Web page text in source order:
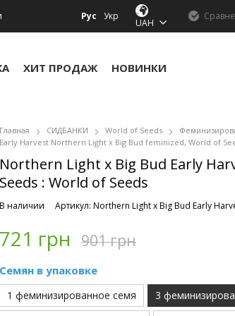
Рус Укр
UAH
ХИТ ПРОДАЖ НОВИНКИ
Главная СИДБАНКИ World of Seeds
Early Harvest Northern Light x Big Bud feminized, World of
Northern Light x Big Bud Early
Seeds : World of Seeds
В наличии Артикул: Northern Light x Big Bud Early
721 грн 901 грн
Семян в упаковке
1 феминизированное семя
3